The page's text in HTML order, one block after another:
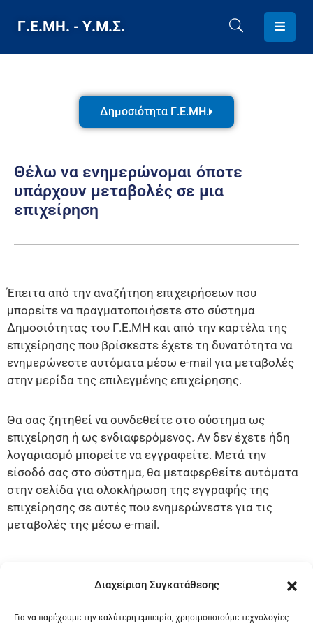
Διαχείριση Συγκατάθεσης
Για να παρέχουμε την καλύτερη εμπειρία, χρησιμοποιούμε τεχνολογίες
Γ.Ε.ΜΗ. - Υ.Μ.Σ.
ΤΕΛΕΥΤΑΙΑ
ΝΕΑ
ΥΠΗΡΕΣΙΕΣ
ΝΟΜΙΚΟ
ΠΛΑΙΣΙΟ
ΕΠΙΚΟΙΝΩΝΙΑ
ΕΛΛΗΝΙΚΆ
Δημοσιότητα Γ.Ε.ΜΗ.
Θέλω να ενημερώνομαι όποτε
υπάρχουν μεταβολές σε μια
επιχείρηση
Έπειτα από την αναζήτηση επιχειρήσεων που
μπορείτε να πραγματοποιήσετε στο σύστημα
Δημοσιότητας του Γ.Ε.ΜΗ και από την καρτέλα της
επιχείρησης που βρίσκεστε έχετε τη δυνατότητα να
ενημερώνεστε αυτόματα μέσω e-mail για μεταβολές
στην μερίδα της επιλεγμένης επιχείρησης.
Θα σας ζητηθεί να συνδεθείτε στο σύστημα ως
επιχείρηση ή ως ενδιαφερόμενος. Αν δεν έχετε ήδη
λογαριασμό μπορείτε να εγγραφείτε. Μετά την
είσοδό σας στο σύστημα, θα μεταφερθείτε αυτόματα
στην σελίδα για ολοκλήρωση της εγγραφής της
επιχείρησης σε αυτές που ενημερώνεστε για τις
μεταβολές της μέσω e-mail.
Δημοσιότητα Γ.Ε.ΜΗ.